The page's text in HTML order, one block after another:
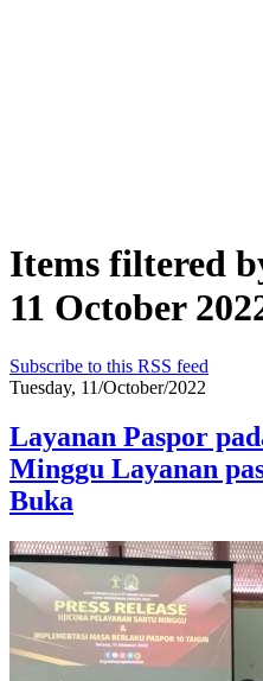
Items filtered
11 October
Subscribe to this RSS feed
Tuesday, 11/October/2022
Layanan Paspor
Minggu Layanan
Buka